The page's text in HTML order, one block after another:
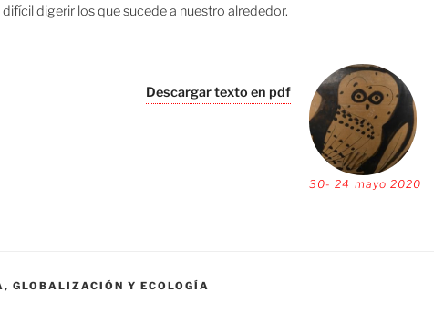
digerir los que sucede a nuestro alrededor.
30- 24 mayo 2020
Descargar texto en pdf
GLOBALIZACIÓN Y ECOLOGÍA